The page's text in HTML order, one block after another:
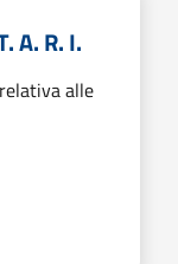
A. R. I.
alle